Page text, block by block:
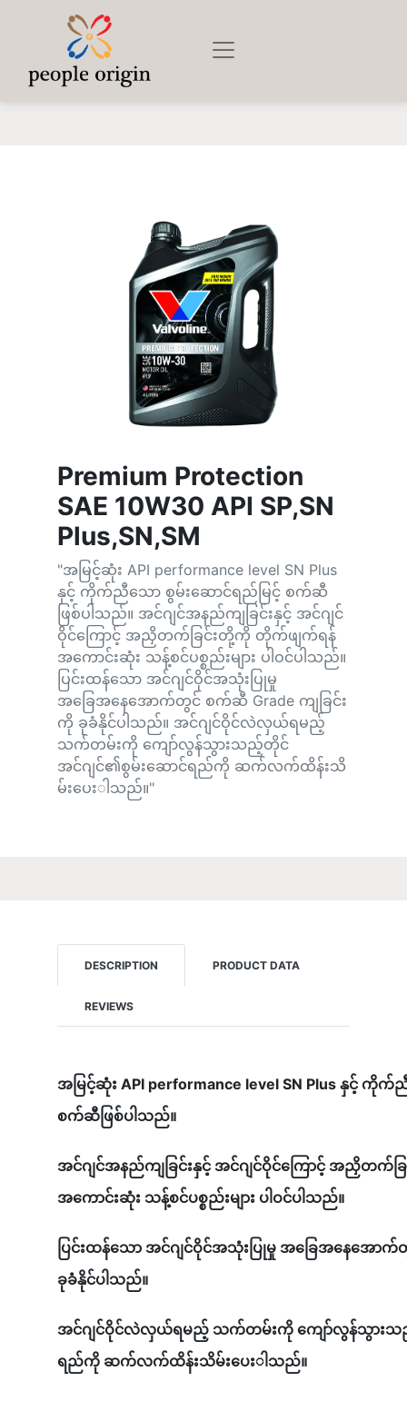
Premium Protection
SAE 10W30 API SP,SN
Plus,SN,SM
"အမြင့်ဆုံး API performance level SN Plus
နှင့် ကိုက်ညီသော စွမ်းဆောင်ရည်မြင့် စက်ဆီ
ဖြစ်ပါသည်။ အင်ဂျင်အနည်ကျခြင်းနှင့် အင်ဂျင်
ဝိုင်ကြောင့် အညှိတက်ခြင်းတို့ကို တိုက်ဖျက်ရန်
အကောင်းဆုံး သန့်စင်ပစ္စည်းများ ပါဝင်ပါသည်။
ပြင်းထန်သော အင်ဂျင်ဝိုင်အသုံးပြုမှု
အခြေအနေအောက်တွင် စက်ဆီ Grade ကျခြင်း
ကို ခုခံနိုင်ပါသည်။ အင်ဂျင်ဝိုင်လဲလှယ်ရမည့်
သက်တမ်းကို ကျော်လွန်သွားသည့်တိုင်
အင်ဂျင်၏စွမ်းဆောင်ရည်ကို ဆက်လက်ထိန်းသိ
မ်းပေးါသည်။"
DESCRIPTION PRODUCT DATA
REVIEWS
အမြင့်ဆုံး API performance level SN Plus နှင့် ကို
စက်ဆီဖြစ်ပါသည်။
အင်ဂျင်အနည်ကျခြင်းနှင့် အင်ဂျင်ဝိုင်ကြောင့် အညှိတက်
အကောင်းဆုံး သန့်စင်ပစ္စည်းများ ပါဝင်ပါသည်။
ပြင်းထန်သော အင်ဂျင်ဝိုင်အသုံးပြုမှု အခြေအနေအော
ခုခံနိုင်ပါသည်။
အင်ဂျင်ဝိုင်လဲလှယ်ရမည့် သက်တမ်းကို ကျော်လွန်သွားသ
ရည်ကို ဆက်လက်ထိန်းသိမ်းပေးါသည်။